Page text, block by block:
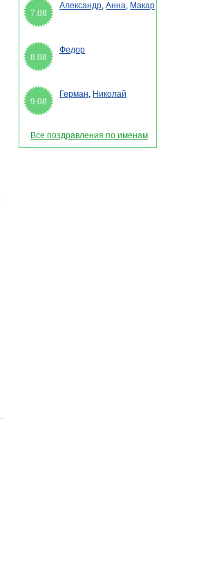
7.08
Александр, Анна, Макар
8.08
Федор
9.08
Герман, Николай
Все поздравления по именам